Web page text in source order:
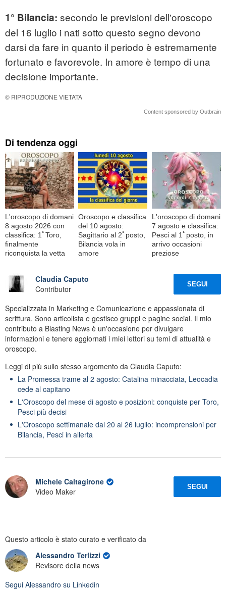
1° Bilancia: secondo le previsioni dell'oroscopo
del 16 luglio i nati sotto questo segno devono
darsi da fare in quanto il periodo è estremamente
fortunato e favorevole. In amore è tempo di una
decisione importante.
© RIPRODUZIONE VIETATA
Content sponsored by Outbrain
Di tendenza oggi
L'oroscopo di domani
8 agosto 2026 con
classifica: 1ﾟToro,
finalmente
riconquista la vetta
Oroscopo e classifica
del 10 agosto:
Sagittario al 2ﾟposto,
Bilancia vola in
amore
L'oroscopo di domani
7 agosto e classifica:
Pesci al 1ﾟposto, in
arrivo occasioni
preziose
Claudia Caputo
Contributor
SEGUI
Specializzata in Marketing e Comunicazione e appassionata di
scrittura. Sono articolista e gestisco gruppi e pagine social. Il mio
contributo a Blasting News è un'occasione per divulgare
informazioni e tenere aggiornati i miei lettori su temi di attualità e
oroscopo.
Leggi di più sullo stesso argomento da Claudia Caputo:
La Promessa trame al 2 agosto: Catalina minacciata, Leocadia
cede al capitano
L'Oroscopo del mese di agosto e posizioni: conquiste per Toro,
Pesci più decisi
L'Oroscopo settimanale dal 20 al 26 luglio: incomprensioni per
Bilancia, Pesci in allerta
Michele Caltagirone
Video Maker
SEGUI
Questo articolo è stato curato e verificato da
Alessandro Terlizzi
Revisore della news
Segui Alessandro su Linkedin